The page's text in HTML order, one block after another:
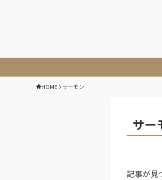
HOME サーモン
サー
記事が見